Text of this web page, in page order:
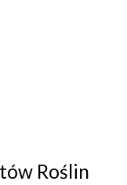
Roślin